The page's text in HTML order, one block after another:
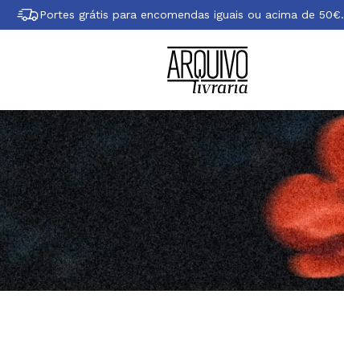
Portes grátis para encomendas iguais ou acima de 50€.